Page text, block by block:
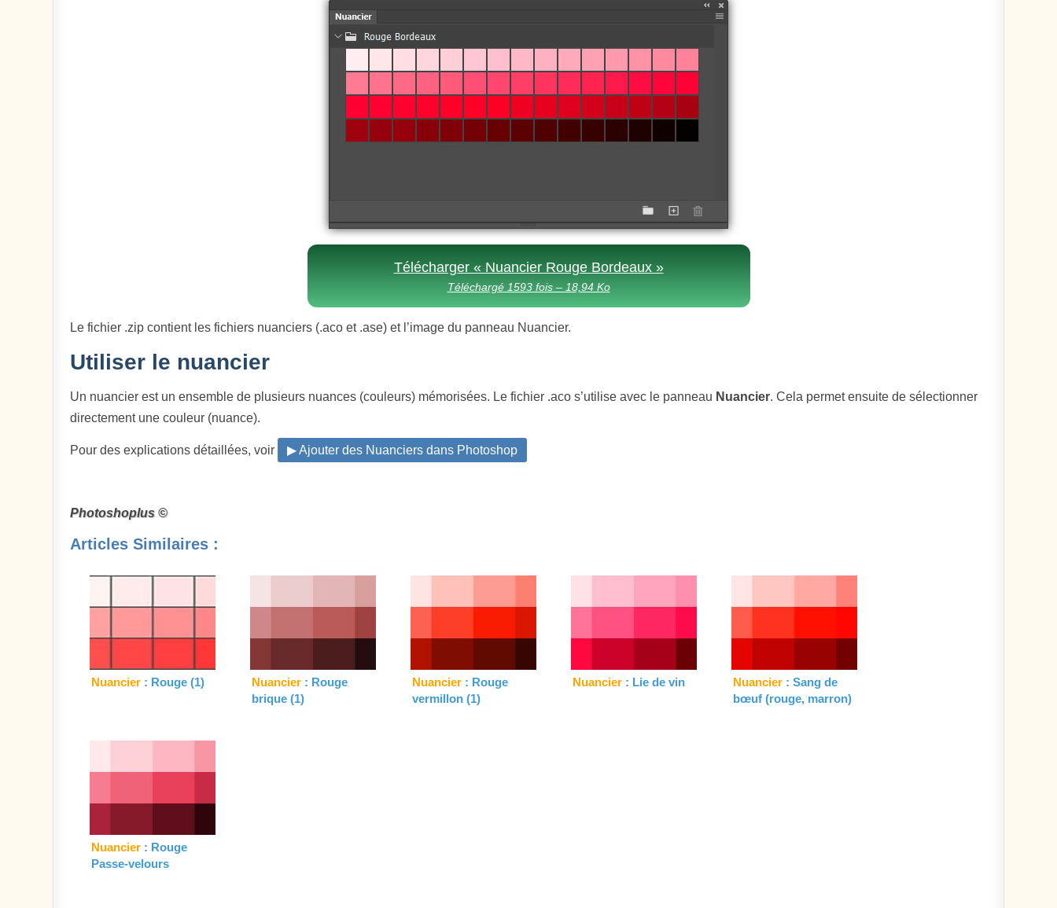
Télécharger « Nuancier Rouge Bordeaux »
Téléchargé 1593 fois – 18,94 Ko
Le fichier .zip contient les fichiers nuanciers (.aco et .ase) et l’image du panneau Nuancier.
Utiliser le nuancier
Un nuancier est un ensemble de plusieurs nuances (couleurs) mémorisées. Le fichier .aco s’utilise avec le panneau Nuancier. Cela permet ensuite de sélectionner
directement une couleur (nuance).
Pour des explications détaillées, voir ▶ Ajouter des Nuanciers dans Photoshop
Photoshoplus ©
Articles Similaires :
Nuancier : Rouge (1) Nuancier : Rouge
brique (1)
Nuancier : Rouge
vermillon (1)
Nuancier : Lie de vin Nuancier : Sang de
bœuf (rouge, marron)
Nuancier : Rouge
Passe-velours